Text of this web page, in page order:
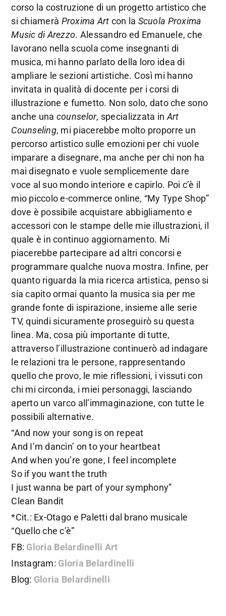
corso la costruzione di un progetto artistico che
si chiamerà Proxima Art con la Scuola Proxima
Music di Arezzo. Alessandro ed Emanuele, che
lavorano nella scuola come insegnanti di
musica, mi hanno parlato della loro idea di
ampliare le sezioni artistiche. Così mi hanno
invitata in qualità di docente per i corsi di
illustrazione e fumetto. Non solo, dato che sono
anche una counselor, specializzata inArt
Counseling, mi piacerebbe molto proporre un
percorso artistico sulle emozioni per chi vuole
imparare a disegnare, ma anche per chi non ha
mai disegnato e vuole semplicemente dare
voce al suo mondo interiore e capirlo. Poi c’è il
mio piccolo e-commerce online, “My Type Shop”
dove è possibile acquistare abbigliamento e
accessori con le stampe delle mie illustrazioni, il
quale è in continuo aggiornamento. Mi
piacerebbe partecipare ad altri concorsi e
programmare qualche nuova mostra. Infine, per
quanto riguarda la mia ricerca artistica, penso si
sia capito ormai quanto la musica sia per me
grande fonte di ispirazione, insieme alle serie
TV, quindi sicuramente proseguirò su questa
linea. Ma, cosa più importante di tutte,
attraverso l’illustrazione continuerò ad indagare
le relazioni tra le persone, rappresentando
quello che provo, le mie riflessioni, i vissuti con
chi mi circonda, i miei personaggi, lasciando
aperto un varco all’immaginazione, con tutte le
possibili alternative.
“And now your song is on repeat
And I’m dancin’ on to your heartbeat
And when you’re gone, I feel incomplete
So if you want the truth
I just wanna be part of your symphony”
Clean Bandit
*Cit.: Ex-Otago e Paletti dal brano musicale
“Quello che c’è”
FB: Gloria Belardinelli Art
Instagram: Gloria Belardinelli
Blog: Gloria Belardinelli